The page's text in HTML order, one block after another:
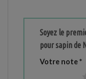
Soyez le
pour sapin de
Votre note*